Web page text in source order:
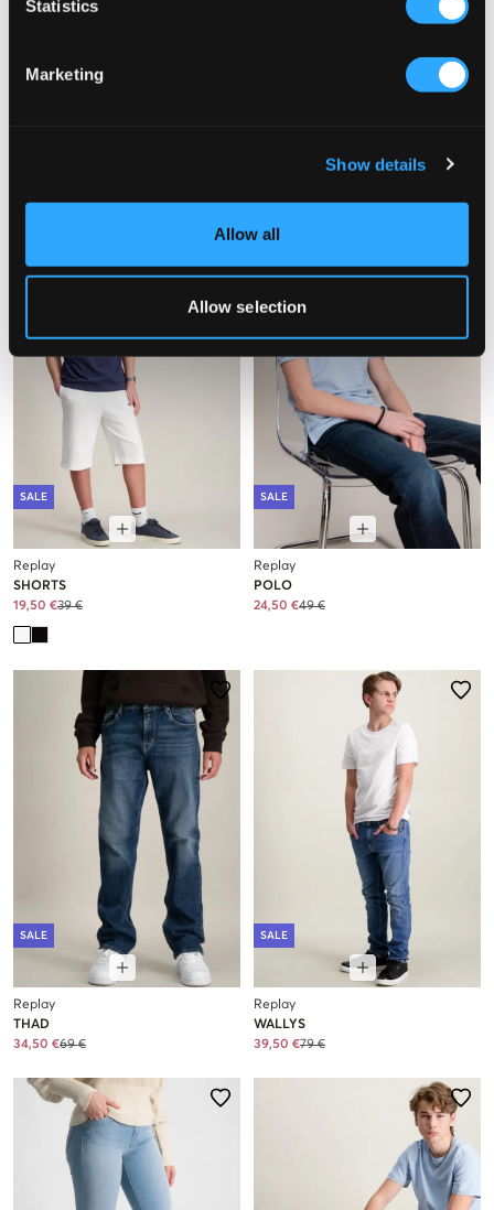
Statistics
Marketing
Show details
Allow all
Allow selection
SALE
Replay
SHORTS
19,50 €39 €
SALE
Replay
POLO
24,50 €49 €
SALE
Replay
THAD
34,50 €69 €
SALE
Replay
WALLYS
39,50 €79 €